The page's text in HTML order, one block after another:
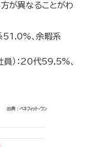
が異なることがわ
51.0%、余暇系
員）：20代59.5%、